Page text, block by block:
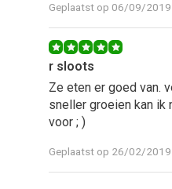
Geplaatst op 06/09/2019
r sloots
Ze eten er goed van.
sneller groeien kan ik
voor ; )
Geplaatst op 26/02/2019